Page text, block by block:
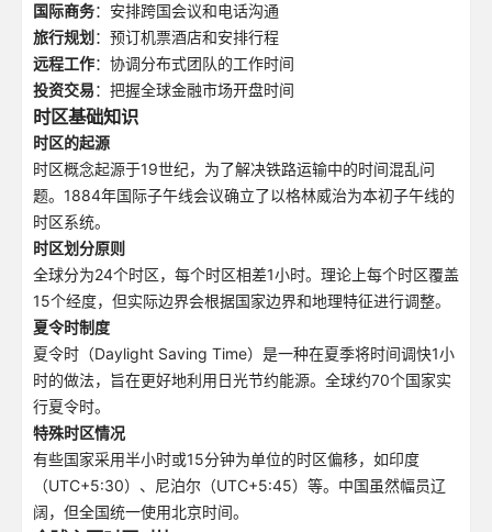
国际商务：安排跨国会议和电话沟通
旅行规划 ：预订机票酒店和安排行程
远程工作：协调分布式团队的工作时间
投资交易：把握全球金融市场开盘时间
时区基础知识
时区的起源
时区概念起源于19世纪，为了解决铁路运输中的时间混乱问
题。1884年国际子午线会议确立了以格林威治为本初子午线的
时区系统。
时区划分原则
全球分为24个时区，每个时区相差1小时。理论上每个时区覆盖
15个经度，但实际边界会根据国家边界和地理特征进行调整。
夏令时制度
夏令时（Daylight Saving Time）是一种在夏季将时间调快1小
时的做法，旨在更好地利用日光节约能源。全球约70个国家实
行夏令时。
特殊时区情况
有些国家采用半小时或15分钟为单位的时区偏移，如印度
（UTC+5:30）、尼泊尔（UTC+5:45）等。中国虽然幅员辽
阔，但全国统一使用北京时间。